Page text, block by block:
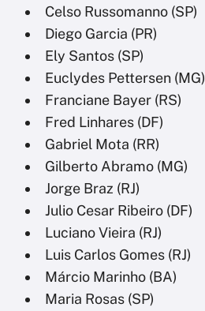
Celso Russomanno (SP)
Diego Garcia (PR)
Ely Santos (SP)
Euclydes Pettersen (MG)
Franciane Bayer (RS)
Fred Linhares (DF)
Gabriel Mota (RR)
Gilberto Abramo (MG)
Jorge Braz (RJ)
Julio Cesar Ribeiro (DF)
Luciano Vieira (RJ)
Luis Carlos Gomes (RJ)
Márcio Marinho (BA)
Maria Rosas (SP)